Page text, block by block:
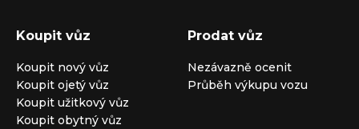
Koupit vůz
Koupit nový vůz
Koupit ojetý vůz
Koupit užitkový vůz
Koupit obytný vůz
Prodat vůz
Nezávazně ocenit
Průběh výkupu vozu